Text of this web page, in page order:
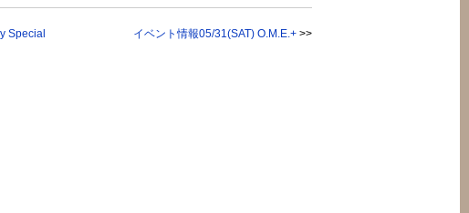
Special イベント情報05/31(SAT) O.M.E.+ >>